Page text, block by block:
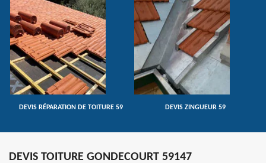
DEVIS RÉPARATION DE TOITURE 59 DEVIS ZINGUEUR 59
DEVIS TOITURE GONDECOURT 59147